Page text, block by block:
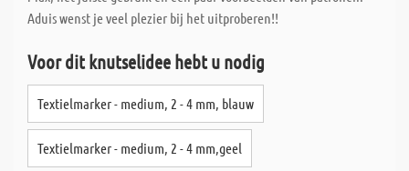
Aduis wenst je veel plezier bij het uitproberen!!
Voor dit knutselidee hebt u nodig
Textielmarker - medium, 2 - 4 mm, blauw
Textielmarker - medium, 2 - 4 mm,geel